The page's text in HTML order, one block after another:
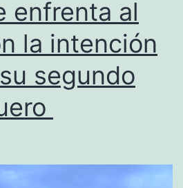
la
campana
y
invictos
enfrenta al
la intención
segundo